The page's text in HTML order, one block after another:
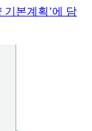
기본계획’에 담